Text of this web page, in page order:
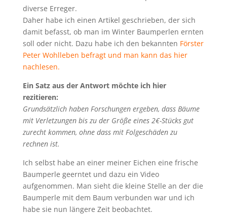
diverse Erreger.
Daher habe ich einen Artikel geschrieben, der sich
damit befasst, ob man im Winter Baumperlen ernten
soll oder nicht. Dazu habe ich den bekannten Förster
Peter Wohlleben befragt und man kann das hier
nachlesen.
Ein Satz aus der Antwort möchte ich hier
rezitieren:
Grundsätzlich haben Forschungen ergeben, dass Bäume
mit Verletzungen bis zu der Größe eines 2€-Stücks gut
zurecht kommen, ohne dass mit Folgeschäden zu
rechnen ist.
Ich selbst habe an einer meiner Eichen eine frische
Baumperle geerntet und dazu ein Video
aufgenommen. Man sieht die kleine Stelle an der die
Baumperle mit dem Baum verbunden war und ich
habe sie nun längere Zeit beobachtet.